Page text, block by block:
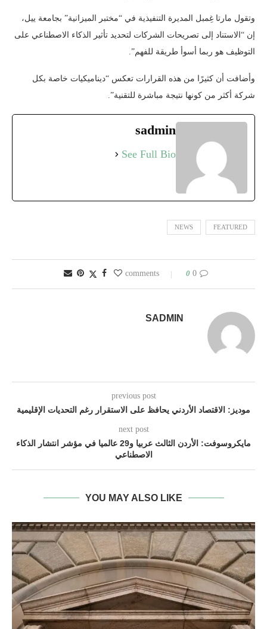
وتقول مارتا غِمبل المديرة التنفيذية في “مختبر الميزانية” بجامعة ييل،
إن “الاستناد إلى تصريحات الشركات لتحديد تأثير الذكاء الاصطناعي على
التوظيف هو ربما أسوأ طريقة للفهم”.
وأضافت أن كثيرًا من هذه القرارات تعكس “ديناميكيات خاصة بكل
شركة أكثر من كونها نتيجة مباشرة للتقنية”.
sadmin
See Full Bio
FEATURED
NEWS
0 comments
0
SADMIN
previous post
موديز: الاقتصاد الأردني يحافظ على الاستقرار رغم التحديات الإقليمية
next post
مايكروسوفت: الأردن الثالث عربيا و29 عالميا في مؤشر انتشار الذكاء
الاصطناعي
YOU MAY ALSO LIKE